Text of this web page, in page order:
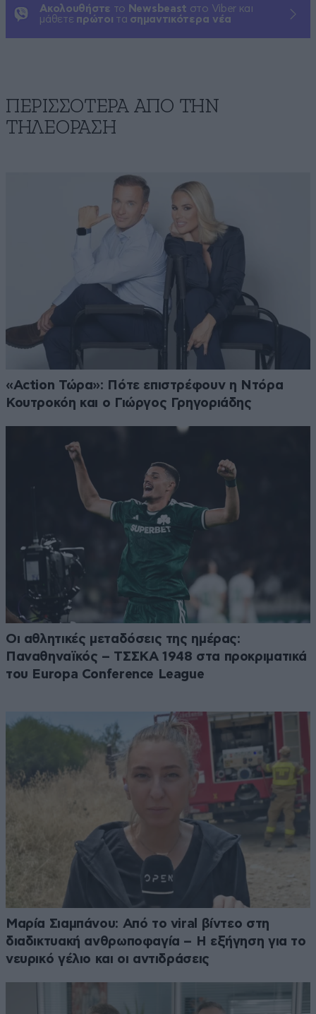
Ακολουθήστε το Newsbeast στο Viber και
μάθετε πρώτοι τα σημαντικότερα νέα
ΠΕΡΙΣΣΟΤΕΡΑ ΑΠΟ ΤΗΝ
ΤΗΛΕΟΡΑΣΗ
«Action Τώρα»: Πότε επιστρέφουν η Ντόρα
Κουτροκόη και ο Γιώργος Γρηγοριάδης
Οι αθλητικές μεταδόσεις της ημέρας:
Παναθηναϊκός – ΤΣΣΚΑ 1948 στα προκριματικά
του Europa Conference League
Μαρία Σιαμπάνου: Από το viral βίντεο στη
διαδικτυακή ανθρωποφαγία – Η εξήγηση για το
νευρικό γέλιο και οι αντιδράσεις